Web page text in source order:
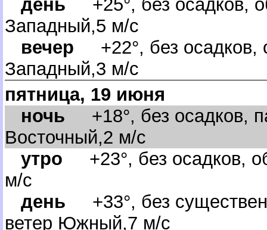
день +25°, без осадков,
Западный,5 м/с
ечер +22°, без осадков,
Западный,3 м/с
пятница, 19 июня
ночь +18°, без осадков,
осточный,2 м/с
утро +23°, без осадков,
м/с
день +33°, без
етер Южный,7 м/с